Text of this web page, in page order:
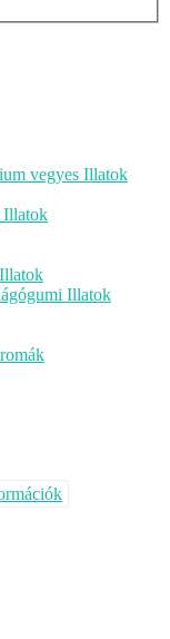
vegyes Illatok
Illatok
Illatok